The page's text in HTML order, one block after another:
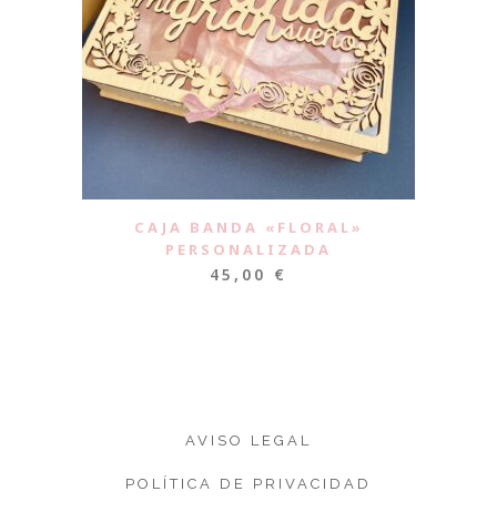
CAJA BANDA «FLORAL»
PERSONALIZADA
45,00 €
AVISO LEGAL
POLÍTICA DE PRIVACIDAD